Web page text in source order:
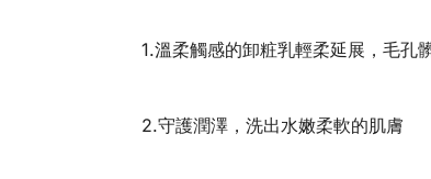
1.溫柔觸感的卸粧乳輕柔延展，毛孔
2.守護潤澤，洗出水嫩柔軟的肌膚